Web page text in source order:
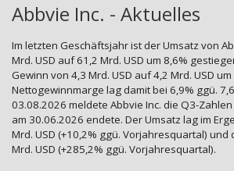
Abbvie Inc. - Aktuelles
Im letzten Geschäftsjahr ist der Umsatz von
Mrd. USD auf 61,2 Mrd. USD um 8,6%
Gewinn von 4,3 Mrd. USD auf 4,2 Mrd. USD um
Nettogewinnmarge lag damit bei 6,9% ggü.
03.08.2026 meldete Abbvie Inc. die Q3-
am 30.06.2026 endete. Der Umsatz lag im
Mrd. USD (+10,2% ggü. Vorjahresquartal) und
Mrd. USD (+285,2% ggü. Vorjahresquartal).